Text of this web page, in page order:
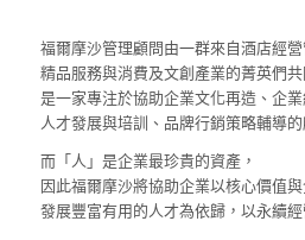
福爾摩沙管理顧問由一群來自酒店經營
精品服務與消費及文創產業的菁英們共
是一家專注於協助企業文化再造、企業
人才發展與培訓、品牌行銷策略輔導的
而「人」是企業最珍貴的資產，
因此福爾摩沙將協助企業以核心價值
發展豐富有用的人才為依歸，以永續經